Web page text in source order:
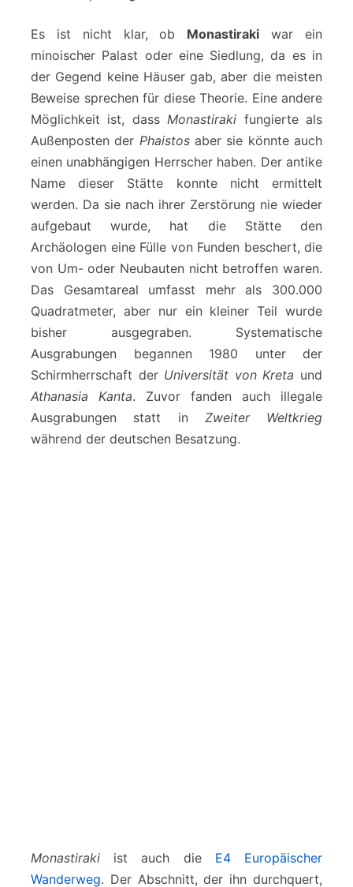
Es ist nicht klar, ob Monastiraki war ein
minoischer Palast oder eine Siedlung, da es in
der Gegend keine Häuser gab, aber die meisten
Beweise sprechen für diese Theorie. Eine andere
Möglichkeit ist, dassMonastiraki fungierte als
Außenposten der Phaistosaber sie könnte auch
einen unabhängigen Herrscher haben. Der antike
Name dieser Stätte konnte nicht ermittelt
werden. Da sie nach ihrer Zerstörung nie wieder
aufgebaut wurde, hat die Stätte den
Archäologen eine Fülle von Funden beschert, die
von Um- oder Neubauten nicht betroffen waren.
Das Gesamtareal umfasst mehr als 300.000
Quadratmeter, aber nur ein kleiner Teil wurde
bisher ausgegraben. Systematische
Ausgrabungen begannen 1980 unter der
Schirmherrschaft der Universität von Kreta und
Athanasia Kanta. Zuvor fanden auch illegale
Ausgrabungen statt in Zweiter Weltkrieg
während der deutschen Besatzung.
Monastiraki ist auch die E4 Europäischer
Wanderweg. Der Abschnitt, der ihn durchquert,